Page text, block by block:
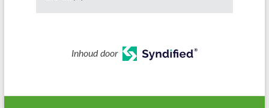
Inhoud door